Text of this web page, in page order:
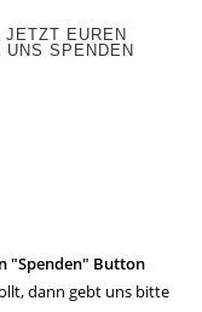
JETZT EUREN
SPENDEN
"Spenden" Button
dann gebt uns bitte